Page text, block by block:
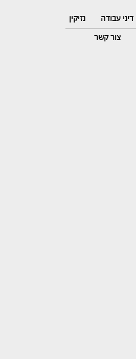
דיני עבודה
נזיקין
צור קשר